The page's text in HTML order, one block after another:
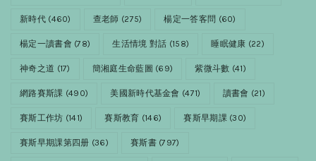
新時代(460) 查老師 (275) 楊定一答客問 (60)
楊定一讀書會 (78) 生活情境 對話 (158) 睡眠健康 (22)
神奇之道 (17) 簡湘庭生命藍圖 (69) 紫微斗數 (41)
網路賽斯課 (490) 美國新時代基金會 (471) 讀書會 (21)
賽斯工作坊 (141) 賽斯教育 (146) 賽斯早期課 (30)
賽斯早期課第四册 (36) 賽斯書(797)